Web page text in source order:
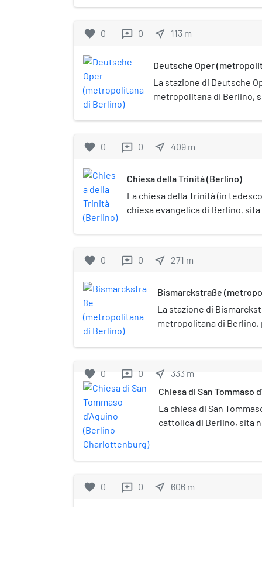
Staatsballett Berlin (balletto di
favorite 0 reviews 0 near_me 113 m
Deutsche Oper
La stazione di Deutsche
metropolitana di Berlino,
stazione appare nel video
favorite 0 reviews 0 near_me 409 m
Chiesa della Trinità (Berlino)
La chiesa della Trinità (in
chiesa evangelica di Berlino,
neogotico, è posta sotto tutela
favorite 0 reviews 0 near_me 271 m
Bismarckstraße
La stazione di
metropolitana di
denominata
favorite 0 reviews 0 near_me 333 m
Chiesa di San Tommaso
La chiesa di San
cattolica di Berlino, sita
sotto tutela
favorite 0 reviews 0 near_me 606 m